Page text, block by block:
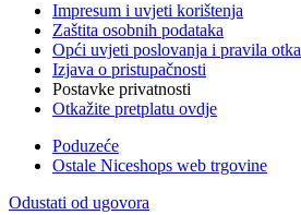
Impresum i uvjeti korištenja
Zaštita osobnih podataka
Opći uvjeti poslovanja i pravila
Izjava o pristupačnosti
Postavke privatnosti
Otkažite pretplatu ovdje
Poduzeće
Ostale Niceshops web trgovine
Odustati od ugovora